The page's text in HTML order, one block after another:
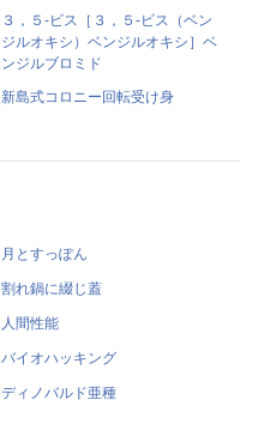
３，５‐ビス［３，５‐ビス（ベン
ジルオキシ）ベンジルオキシ］ベ
ンジルブロミド
新島式コロニー回転受け身
月とすっぽん
割れ鍋に綴じ蓋
人間性能
バイオハッキング
ディノバルド亜種